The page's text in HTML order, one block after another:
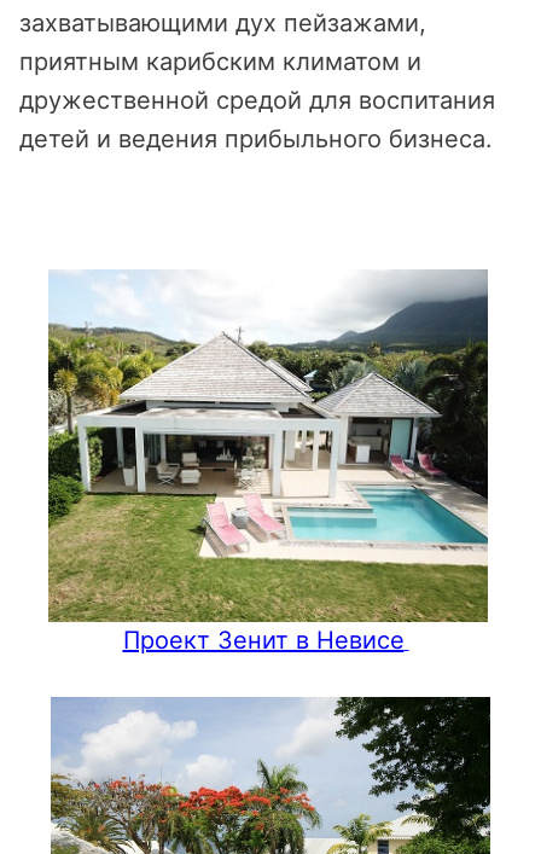
захватывающими дух пейзажами,
приятным карибским климатом и
дружественной средой для воспитания
детей и ведения прибыльного бизнеса.
Проект Зенит в Невисе